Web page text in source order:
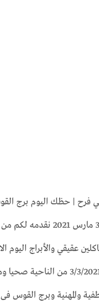
توقعات برج القوس لهذا اليوم
كل ما يخص برج القوس اليوم الاربعاء
والمهنية وبرج القوس